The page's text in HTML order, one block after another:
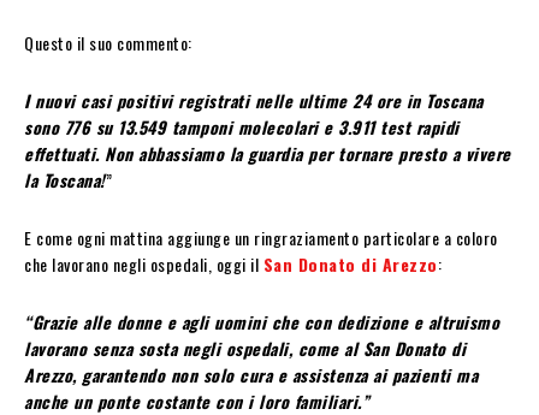
Questo il suo commento:
I nuovi casi positivi registrati nelle ultime 24 ore in Toscana
sono 776 su 13.549 tamponi molecolari e 3.911 test rapidi
effettuati. Non abbassiamo la guardia per tornare presto a vivere
la Toscana!”
E come ogni mattina aggiunge un ringraziamento particolare a coloro
che lavorano negli ospedali, oggi il San Donato di Arezzo:
“Grazie alle donne e agli uomini che con dedizione e altruismo
lavorano senza sosta negli ospedali, come al San Donato di
Arezzo, garantendo non solo cura e assistenza ai pazienti ma
anche un ponte costante con i loro familiari.”